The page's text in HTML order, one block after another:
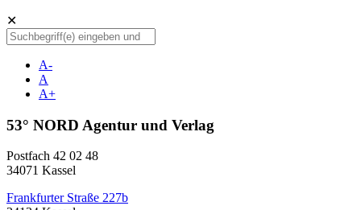
✕
A-
A
A+
53° NORD Agentur und Verlag
Postfach 42 02 48
34071 Kassel
Frankfurter Straße 227b